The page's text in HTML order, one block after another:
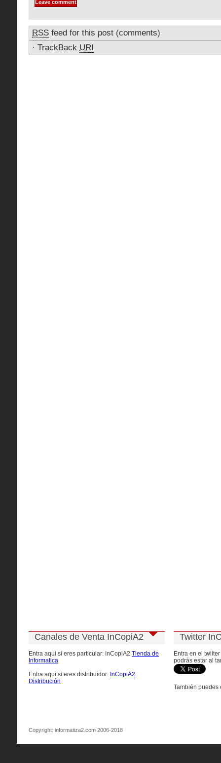
RSS feed for this post (comments)
· TrackBack URI
Canales de Venta InCopiA2
Entra aqui si eres particular: InCopiA2 Tienda de
Informatica
Entra aqui si eres distribuidor: InCopiA2
Distribución
Twitter
Entra en el
podrás estar al
También puedes
Copyright: informatiza2.com 2006-2018